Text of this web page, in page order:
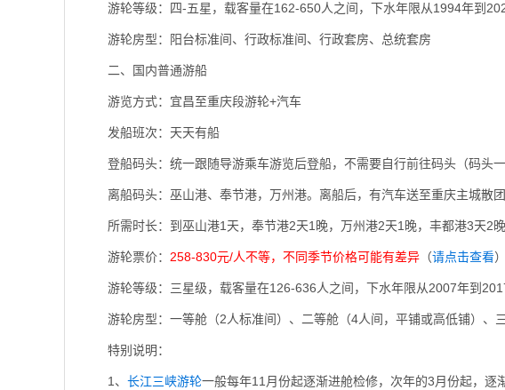
游轮等级：四-五星，载客量在162-650人之间，下水年限从1994年到
游轮房型：阳台标准间、行政标准间、行政套房、总统套房
二、国内普通游船
游览方式：宜昌至重庆段游轮+汽车
发船班次：天天有船
登船码头：统一跟随导游乘车游览后登船，不需要自行前往码头（码头
离船码头：巫山港、奉节港，万州港。离船后，有汽车送至重庆主城散
所需时长：到巫山港1天，奉节港2天1晚，万州港2天1晚，丰都港3天2晚
游轮票价： 258-830元/人不等，不同季节价格可能有差异 （请点击查看）
游轮等级：三星级，载客量在126-636人之间，下水年限从2007年到
游轮房型：一等舱（2人标准间）、二等舱（4人间，平铺或高低铺）、
特别说明：
1、 长江三峡游轮一般每年11月份起逐渐进舱检修，次年的3月份起，逐